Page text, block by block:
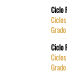
Ciclo
Ciclo